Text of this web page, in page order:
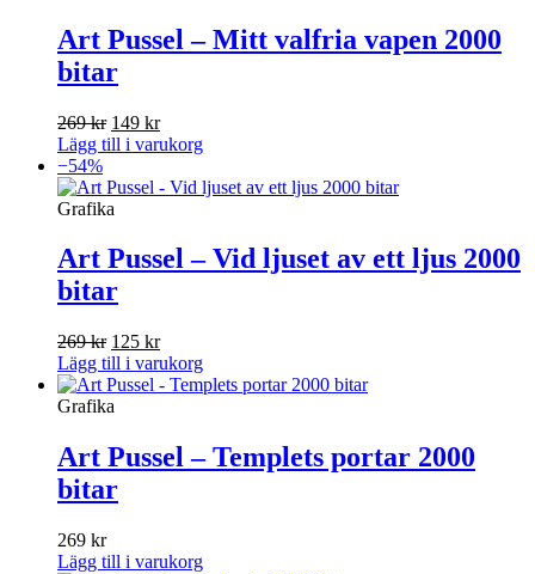
Art Pussel – Mitt valfria vapen 2000
bitar
269kr Det
ursprungliga
var:
269 kr.
149 krDet
nuvarande
är:
Lägg till i varukorg
−54%
Grafika
Art Pussel – Vid ljuset av ett ljus 2000
bitar
269kr Det
ursprungliga
priset
var:
125 krDet
nuvarande
priset
Lägg till i varukorg
Grafika
Art Pussel – Templets portar 2000
bitar
269 kr
Lägg till i varukorg